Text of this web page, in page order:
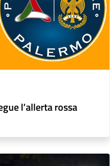
l’allerta rossa